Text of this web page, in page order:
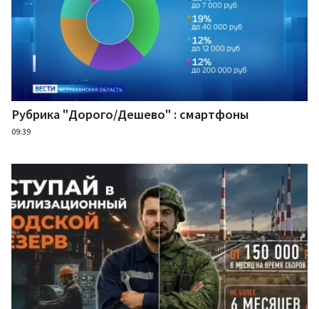
Рубрика "Дорого/Дешево" : смартфоны
09:39